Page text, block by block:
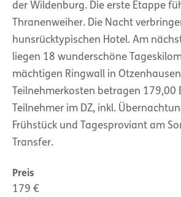
der Wildenburg. Die erste Etappe
Thranenweiher. Die Nacht
hunsrücktypischen Hotel. Am
liegen 18 wunderschöne
mächtigen Ringwall in
Teilnehmerkosten betragen 179,00
Teilnehmer im DZ, inkl.
Frühstück und Tagesproviant am
Transfer.
Preis
179 €